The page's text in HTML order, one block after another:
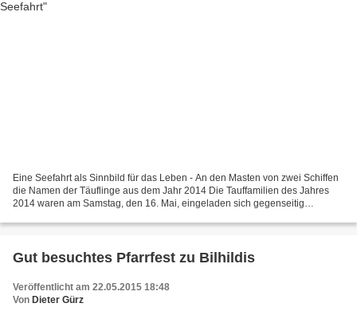
Eine Seefahrt als Sinnbild für das Leben - An den Masten von zwei Schiffen
die Namen der Täuflinge aus dem Jahr 2014 Die Tauffamilien des Jahres
2014 waren am Samstag, den 16. Mai, eingeladen sich gegenseitig
Gut besuchtes Pfarrfest zu Bilhildis
Veröffentlicht am 22.05.2015 18:48
Von Dieter Gürz